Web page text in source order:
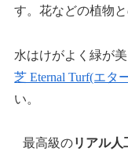
す。花などの植物
水はけがよく緑が
芝 Eternal Turf(エタ
い。
最高級のリアル